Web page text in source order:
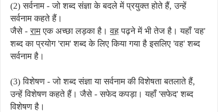
(2) सर्वनाम - जो शब्द संज्ञा के बदले में प्रयुक्त होते हैं, उन्हें
सर्वनाम कहते हैं।
जैसे -रामएक अच्छा लड़का है।वह पढ़ने में भी तेज है। यहाँ 'वह'
शब्द का प्रयोग 'राम' शब्द के लिए किया गया है इसलिए 'वह' शब्द
सर्वनाम है।
(3) विशेषण - जो शब्द संज्ञा या सर्वनाम की विशेषता बतलाते हैं,
उन्हें विशेषण कहते हैं। जैसे - सफेद कपड़ा। यहाँ 'सफेद' शब्द
विशेषण है।